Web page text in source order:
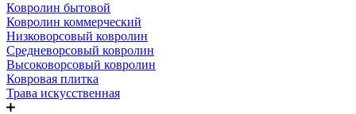
Ковролин бытовой
Ковролин коммерческий
Низковорсовый ковролин
Средневорсовый ковролин
Высоковорсовый ковролин
Ковровая плитка
Трава искусственная